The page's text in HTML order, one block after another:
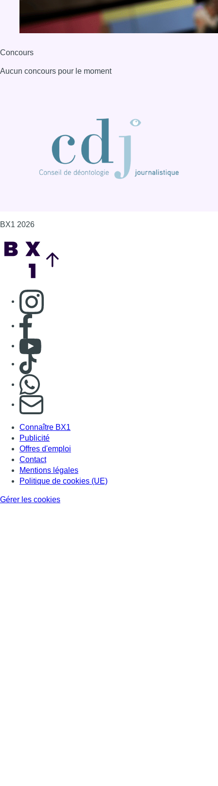
Concours
Aucun concours pour le moment
BX1 2026
Consulter page Instagram
Consulter page Facebook
Consulter Youtube
Consulter TikTok
S'abonner à notre newsletter
Connaître BX1
Publicité
Offres d'emploi
Contact
Mentions légales
Politique de cookies (UE)
Gérer les cookies